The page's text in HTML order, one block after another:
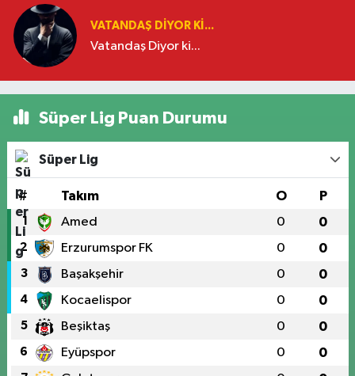
VATANDAŞ DIYOR KI...
Vatandaş Diyor ki...
Süper Lig Puan Durumu
Süper Lig
# Takım O P
1 Amed 0 0
2 Erzurumspor FK 0 0
3 Başakşehir 0 0
4 Kocaelispor 0 0
5 Beşiktaş 0 0
6 Eyüpspor 0 0